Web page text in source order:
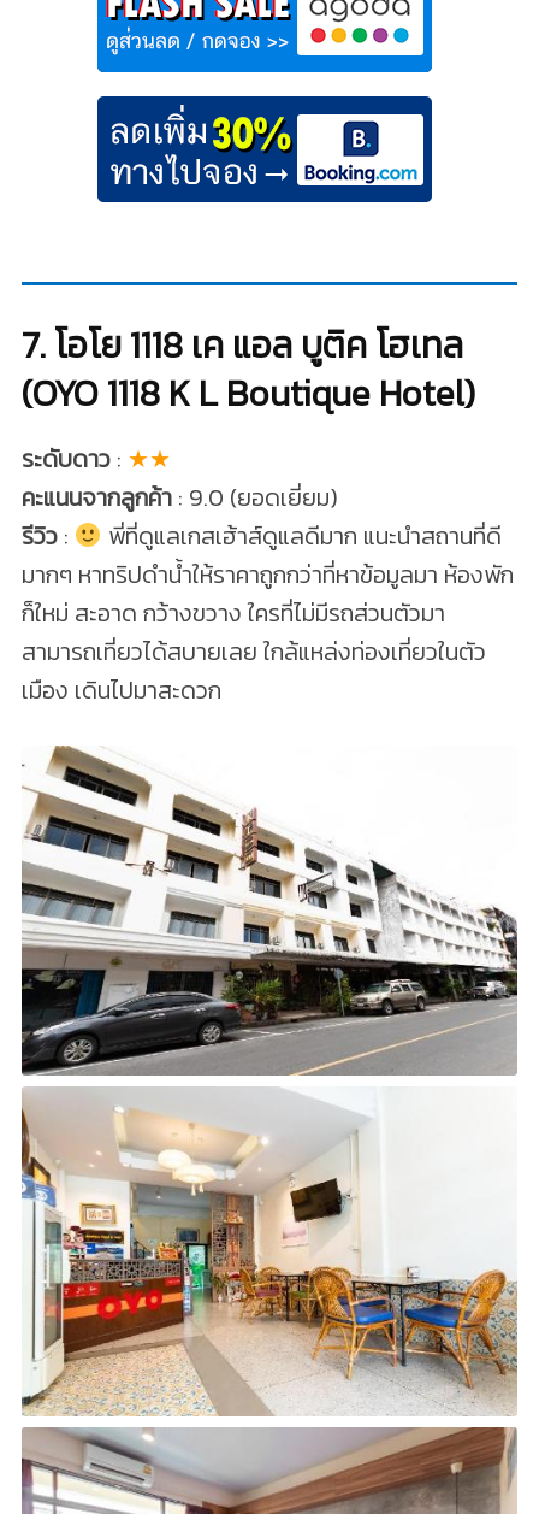
7. โอโย 1118 เค แอล บูติค โฮเทล
(OYO 1118 K L Boutique Hotel)
ระดับดาว: ★★
คะแนนจากลูกค้า: 9.0 (ยอดเยี่ยม)
รีวิว:
พี่ที่ดูแลเกสเฮ้าส์ดูแลดีมาก แนะนำสถานที่ดี
มากๆ หาทริปดำน้ำให้ราคาถูกกว่าที่หาข้อมูลมา ห้องพัก
ก็ใหม่ สะอาด กว้างขวาง ใครที่ไม่มีรถส่วนตัวมา
สามารถเที่ยวได้สบายเลย ใกล้แหล่งท่องเที่ยวในตัว
เมือง เดินไปมาสะดวก